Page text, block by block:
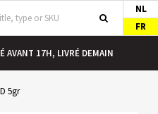
NL
FR
AVANT 17H, LIVRÉ DEMAIN
5gr